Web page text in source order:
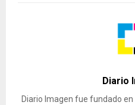
Diario
Diario Imagen fue fundado